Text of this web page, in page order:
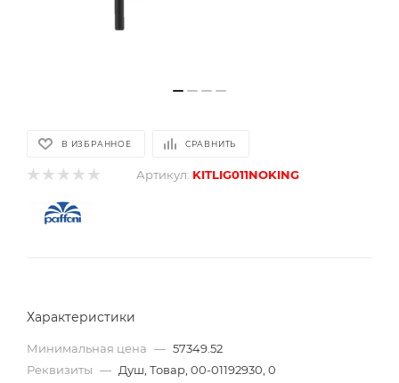
В ИЗБРАННОЕ СРАВНИТЬ
Артикул: KITLIG011NOKING
Характеристики
Минимальная цена — 57349.52
Реквизиты — Душ, Товар, 00-01192930, 0